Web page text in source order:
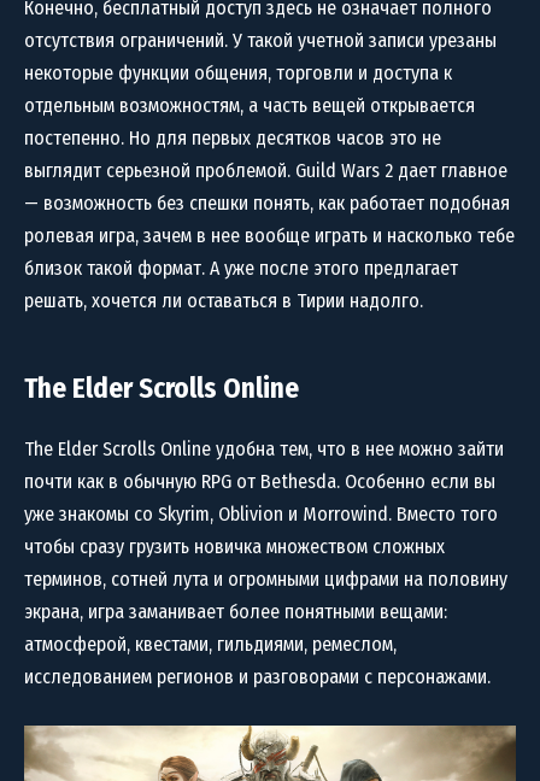
Конечно, бесплатный доступ здесь не означает полного
отсутствия ограничений. У такой учетной записи урезаны
некоторые функции общения, торговли и доступа к
отдельным возможностям, а часть вещей открывается
постепенно. Но для первых десятков часов это не
выглядит серьезной проблемой. Guild Wars 2 дает главное
— возможность без спешки понять, как работает подобная
ролевая игра, зачем в нее вообще играть и насколько тебе
близок такой формат. А уже после этого предлагает
решать, хочется ли оставаться в Тирии надолго.
The Elder Scrolls Online
The Elder Scrolls Online удобна тем, что в нее можно зайти
почти как в обычную RPG от Bethesda. Особенно если вы
уже знакомы со Skyrim, Oblivion и Morrowind. Вместо того
чтобы сразу грузить новичка множеством сложных
терминов, сотней лута и огромными цифрами на половину
экрана, игра заманивает более понятными вещами:
атмосферой, квестами, гильдиями, ремеслом,
исследованием регионов и разговорами с персонажами.